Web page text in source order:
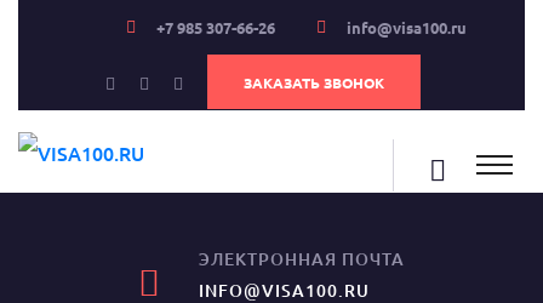
+7 985 307-66-26 info@visa100.ru
ЗАКАЗАТЬ ЗВОНОК
ЭЛЕКТРОННАЯ ПОЧТА
INFO@VISA100.RU